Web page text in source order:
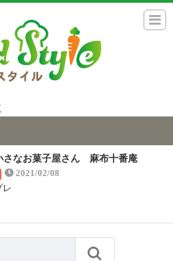
さなお菓子屋さん 麻布十番庵
2021/02/08
レ